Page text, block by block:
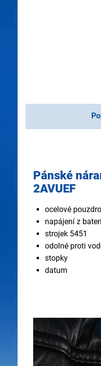
Pánské
2AVUEF
ocelové pouzdro
napájení z
strojek 5451
odolné proti
stopky
datum